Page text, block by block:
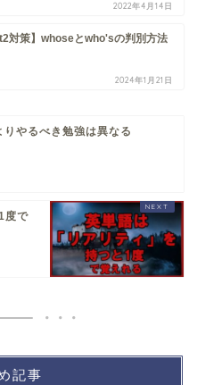
2022年4月14日
対策】whoseとwho'sの判別方法
2024年1月21日
りやるべき勉強は異なる
度で
記事